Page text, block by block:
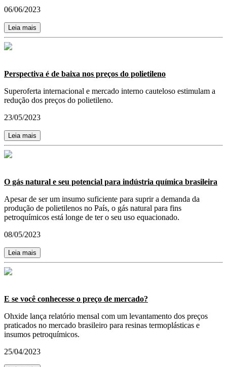
06/06/2023
Leia mais
Perspectiva é de baixa nos preços do polietileno
Superoferta internacional e mercado interno cauteloso estimulam a
redução dos preços do polietileno.
23/05/2023
Leia mais
O gás natural e seu potencial para indústria química brasileira
Apesar de ser um insumo suficiente para suprir a demanda da
produção de polietilenos no País, o gás natural para fins
petroquímicos está longe de ter o seu uso equacionado.
08/05/2023
Leia mais
E se você conhecesse o preço de mercado?
Ohxide lança relatório mensal com um levantamento dos preços
praticados no mercado brasileiro para resinas termoplásticas e
insumos petroquímicos.
25/04/2023